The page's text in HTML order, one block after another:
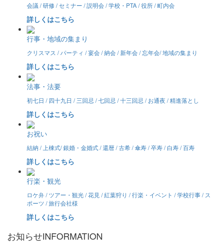
会議 / 研修 / セミナー / 説明会 / 学校・PTA / 役所 / 町内会
詳しくはこちら
行事・地域の集まり
クリスマス / パーティ / 宴会 / 納会 / 新年会 / 忘年会/ 地域の集まり
詳しくはこちら
法事・法要
初七日 / 四十九日 / 三回忌 / 七回忌 / 十三回忌 / お通夜 / 精進落とし
詳しくはこちら
お祝い
結納 / 上棟式/ 銀婚・金婚式 / 還暦 / 古希 / 傘寿 / 卒寿 / 白寿 / 百寿
詳しくはこちら
行楽・観光
ロケ弁 / ツアー・観光 / 花見 / 紅葉狩り / 行楽・イベント / 学校行事 / ス
ポーツ / 旅行会社様
詳しくはこちら
お知らせINFORMATION